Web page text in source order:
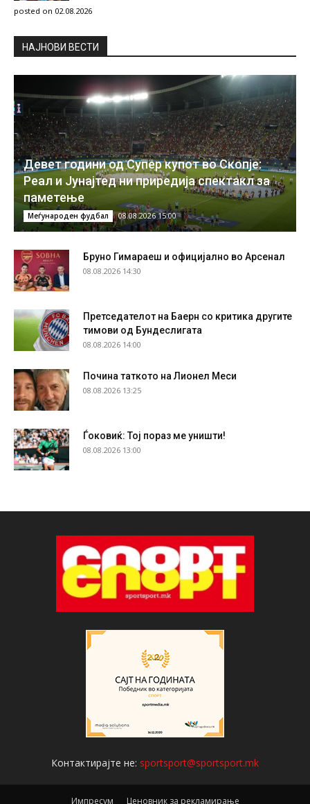
posted on 02.08.2026
НAЈНОВИ ВЕСТИ
Девет години од Супер купот во Скопје:
Реал и Јунајтед ни приредија спектакл за
паметење
Меѓународен фудбал 08.08.2026 15:00
Бруно Гимараеш и официјално во Арсенал
08.08.2026 14:30
Претседателот на Баерн со критика другите
тимови од Бундеслигата
08.08.2026 14:00
Почина таткото на Лионел Меси
08.08.2026 13:25
Ѓоковиќ: Тој пораз ме уништи!
08.08.2026 13:00
Контактирајте не: sportsport@sportsport.mk
Импресум Ценовник за рекламирање